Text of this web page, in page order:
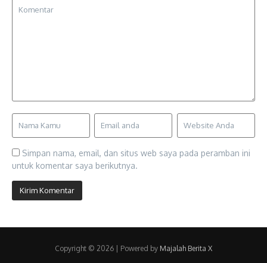
Simpan nama, email, dan situs web saya pada peramban ini
untuk komentar saya berikutnya.
Copyright © 2026 | Powered by Majalah Berita X